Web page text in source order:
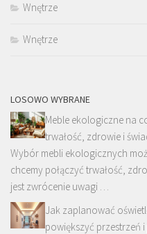
Wnętrze
Wnętrze
LOSOWO WYBRANE
Meble ekologiczne na
trwałość, zdrowie i
Wybór mebli ekologicznych
chcemy połączyć trwałość,
jest zwrócenie uwagi …
Jak zaplanować
powiększyć przestrzeń